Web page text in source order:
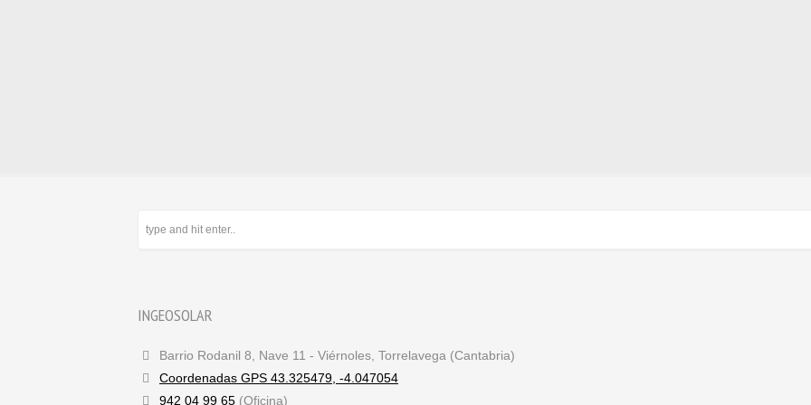
INGEOSOLAR
Barrio Rodanil 8, Nave 11 - Viérnoles, Torrelavega (Cantabria)
Coordenadas GPS 43.325479, -4.047054
942 04 99 65 (Oficina)